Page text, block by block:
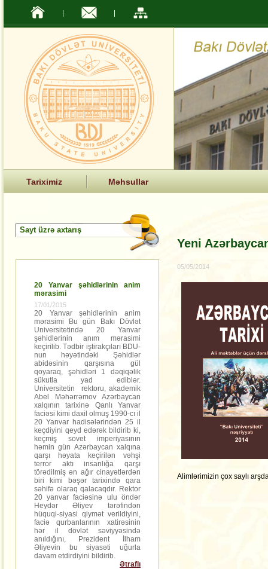
Tariximiz Məhsullar
20 Yanvar şəhidlərinin anim
mərasimi
17/01/2015
20 Yanvar şəhidlərinin anim
mərasimi Bu gün Bakı Dövlət
Universitetində 20 Yanvar
şəhidlərinin anım mərasimi
keçirilib. Tədbir iştirakçıları BDU-
nun həyətindəki Şəhidlər
abidəsinin qarşısına gül
qoyaraq, şəhidləri 1 dəqiqəlik
sükutla yad ediblər.
Universitetin rektoru, akademik
Abel Məhərrəmov Azərbaycan
xalqının tarixinə Qanlı Yanvar
faciəsi kimi daxil olmuş 1990-cı il
20 Yanvar hadisələrindən 25 il
keçdiyini qeyd edərək bildirib ki,
keçmiş sovet imperiyasının
həmin gün Azərbaycan xalqına
qarşı həyata keçirilən vəhşi
terror aktı insanlığa qarşı
törədilmiş ən ağır cinayətlərdən
biri kimi bəşər tarixində qara
səhifə olaraq qalacaqdır. Rektor
20 yanvar faciəsinə ulu öndər
Heydər Əliyev tərəfindən
hüquqi-siyasi qiymət verildiyini,
faciə qurbanlarının xatirəsinin
hər il dövlət səviyyəsində
anıldığını, Prezident İlham
Əliyevin bu siyasəti uğurla
davam etdirdiyini bildirib.
Ətraflı
Yeni
05/05/2014
Alimlərimizin çox saylı